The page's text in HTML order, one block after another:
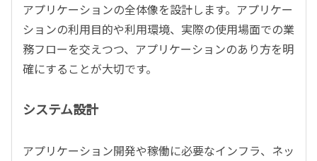
アプリケーションの全体像を設計します。アプリケー
ションの利用目的や利用環境、実際の使用場面での業
務フローを交えつつ、アプリケーションのあり方を明
確にすることが大切です。
システム設計
アプリケーション開発や稼働に必要なインフラ、ネッ